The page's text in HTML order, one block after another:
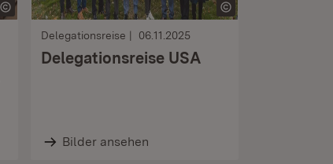
Delegationsreise 06.11.2025
Delegationsreise USA
Bilder ansehen